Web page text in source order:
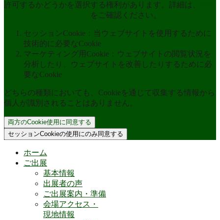
許可するかどうかを選択する権利があります。詳細は、
をご確認ください。
セッションCookie：当ウェブサイトを使用するために
技術的に必要なCookie
マーケティング用Cookie：ウェブサイトの閲覧状況を
分析したり、ウェブサイトを改善したりするために必
要なCookie
どちらの種類においても、Cookieを通じて収集する情報から
個人が識別されることはありません。
両方のCookie使用に同意する
セッションCookieの使用にのみ同意する
ホーム
ご出展
基本情報
出展者の声
ご出展案内・準備
会場アクセス・
現地情報